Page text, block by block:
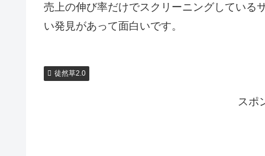
売上の伸び率だけでスクリーニングしている
い発見があって面白いです。
徒然草2.0
スポ